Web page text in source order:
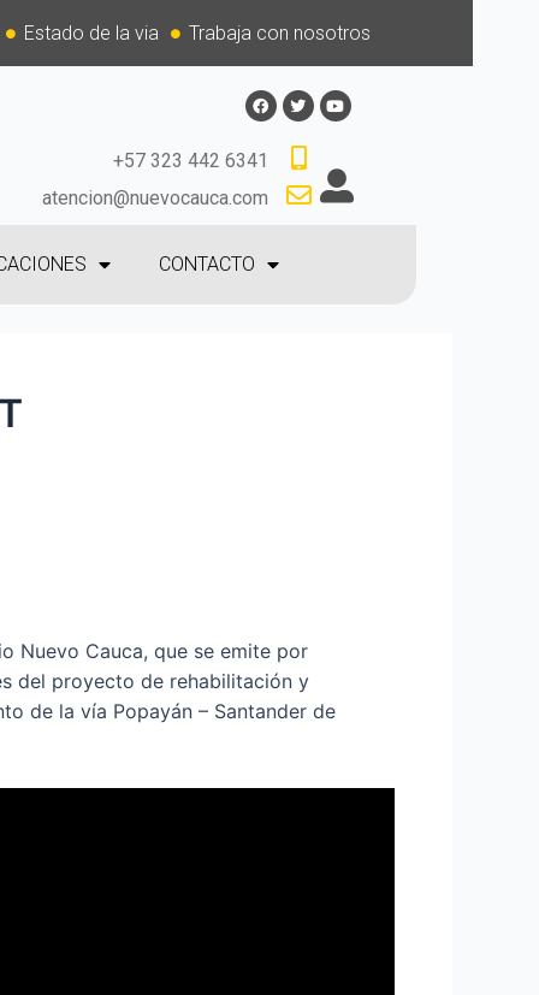
Estado de la via Trabaja con nosotros
+57 323 442 6341
atencion@nuevocauca.com
CONTACTO
Nuevo Cauca, que se emite por
del proyecto de rehabilitación y
de la vía Popayán – Santander de